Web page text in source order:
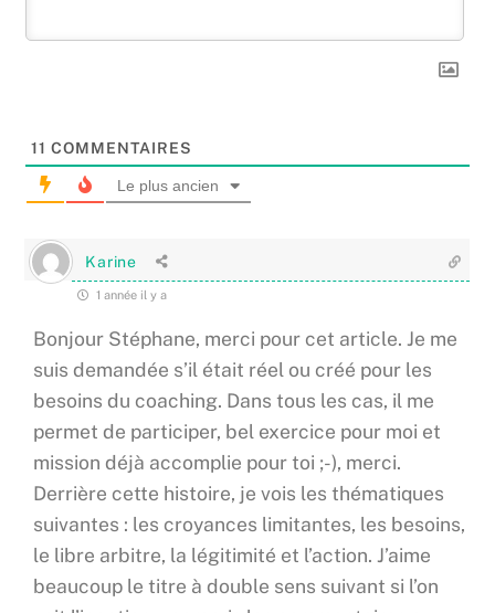
11 COMMENTAIRES
Le plus ancien
Karine
1 année il y a
Bonjour Stéphane, merci pour cet article. Je me
suis demandée s’il était réel ou créé pour les
besoins du coaching. Dans tous les cas, il me
permet de participer, bel exercice pour moi et
mission déjà accomplie pour toi ;-), merci.
Derrière cette histoire, je vois les thématiques
suivantes : les croyances limitantes, les besoins,
le libre arbitre, la légitimité et l’action. J’aime
beaucoup le titre à double sens suivant si l’on